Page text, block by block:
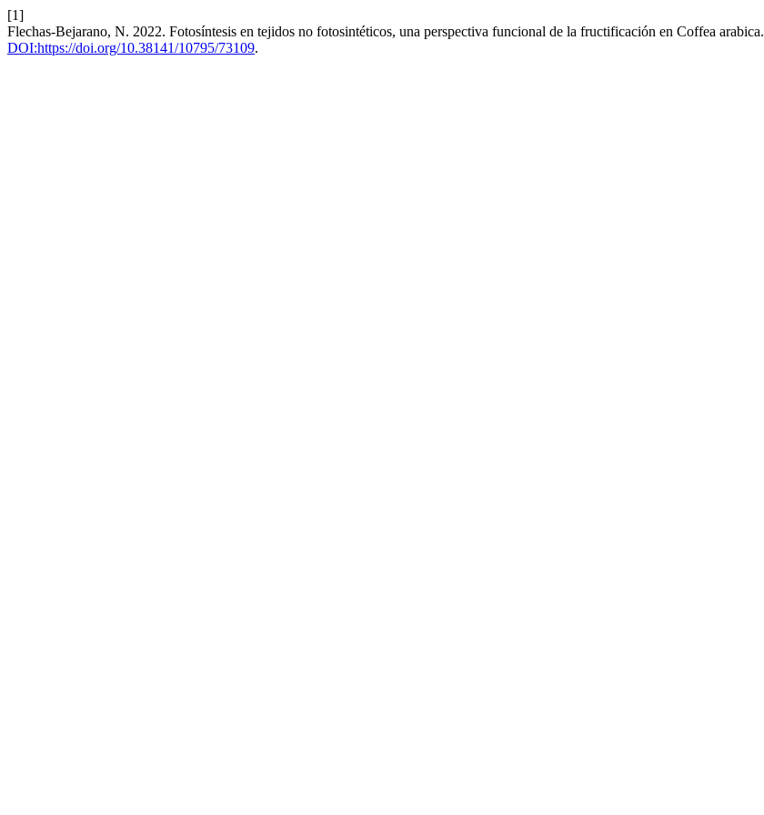
[1]
Flechas-Bejarano, N. 2022. Fotosíntesis en tejidos no fotosintéticos, una perspectiva funcional de la fructificación en Coffea arabica.
DOI:https://doi.org/10.38141/10795/73109.